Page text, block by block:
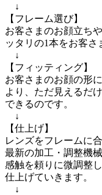
↓
【フレーム選び】
お客さまのお顔立ち
ッタリの1本をお客さ
↓
【フィッティング】
お客さまのお顔の形
より、ただ見えるだ
できるのです。
↓
【仕上げ】
レンズをフレームに
最新の加工・調整機
感触を頼りに微調整
仕上げていきます。
↓